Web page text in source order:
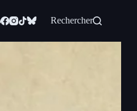
Rechercher